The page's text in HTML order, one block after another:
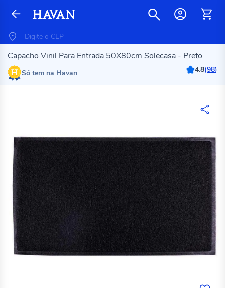
Capacho Vinil Para Entrada 50X80cm Solecasa - Preto
Só tem na Havan 4.8(98)